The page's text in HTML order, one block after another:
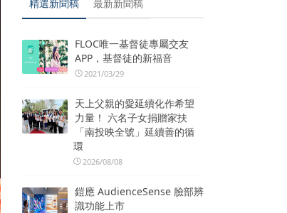
精選新聞稿 最新新聞稿
FLOC唯一基督徒專屬交友
APP，基督徒的新福音
2021/03/29
天上父親的愛延續化作希望
力量！ 六名子女捐贈家扶
「南投映全號」延續善的循
環
2026/08/08
鎧應 AudienceSense 臉部辨
識功能上市